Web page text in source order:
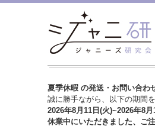
夏季休暇 の発送・お問い合わ
誠に勝手ながら、以下の期間
2026年8月11日(火)~2026年8月
休業中にいただきました、ご